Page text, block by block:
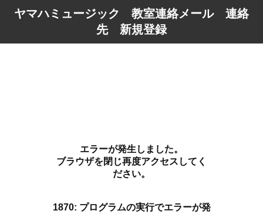
ヤマハミュージック 教室連絡メール 連絡
先 新規登録
エラーが発生しました。
ブラウザを閉じ再度アクセスしてく
ださい。
1870: プログラムの実行でエラーが発